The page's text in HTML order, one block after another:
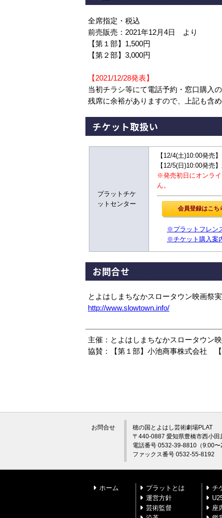
全席指定・税込
前売販売：2021年12月4日 より
【第１部】1,500円
【第２部】3,000円
【2021/12/28発表】
当初チラシ等にて電話予約・窓口購入
残席に余裕がありますので、上記も含
チケット取扱い
プラットチケ
ットセンター
【12/4(土)10:00発売
【12/5(日)10:00発売
※発売初日にオンラ
ん。
※プラットフレン
※チケット購入案
お問合せ
とよはしまちなかスロータウン映画祭
http://www.slowtown.info/
主催：とよはしまちなかスロータウン
協賛：【第１部】小池商事株式会社
お問合せ
穂の国とよはし芸術劇場PLAT
〒440-0887 愛知県豊橋市西小田
電話番号 0532-39-8810（9:00〜
ファックス番号 0532-55-8192
ホーム
プラットとは
運営方針
芸術監督
チ
座